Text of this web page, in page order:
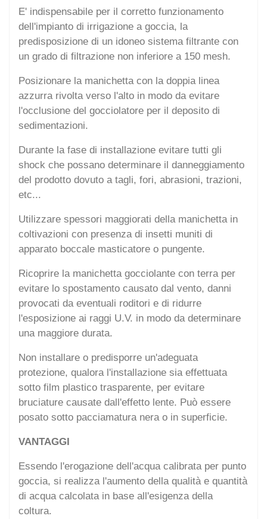
E' indispensabile per il corretto funzionamento
dell'impianto di irrigazione a goccia, la
predisposizione di un idoneo sistema filtrante con
un grado di filtrazione non inferiore a 150 mesh.
Posizionare la manichetta con la doppia linea
azzurra rivolta verso l'alto in modo da evitare
l'occlusione del gocciolatore per il deposito di
sedimentazioni.
Durante la fase di installazione evitare tutti gli
shock che possano determinare il danneggiamento
del prodotto dovuto a tagli, fori, abrasioni, trazioni,
etc...
Utilizzare spessori maggiorati della manichetta in
coltivazioni con presenza di insetti muniti di
apparato boccale masticatore o pungente.
Ricoprire la manichetta gocciolante con terra per
evitare lo spostamento causato dal vento, danni
provocati da eventuali roditori e di ridurre
l'esposizione ai raggi U.V. in modo da determinare
una maggiore durata.
Non installare o predisporre un'adeguata
protezione, qualora l'installazione sia effettuata
sotto film plastico trasparente, per evitare
bruciature causate dall'effetto lente. Può essere
posato sotto pacciamatura nera o in superficie.
VANTAGGI
Essendo l'erogazione dell'acqua calibrata per punto
goccia, si realizza l'aumento della qualità e quantità
di acqua calcolata in base all'esigenza della
coltura.